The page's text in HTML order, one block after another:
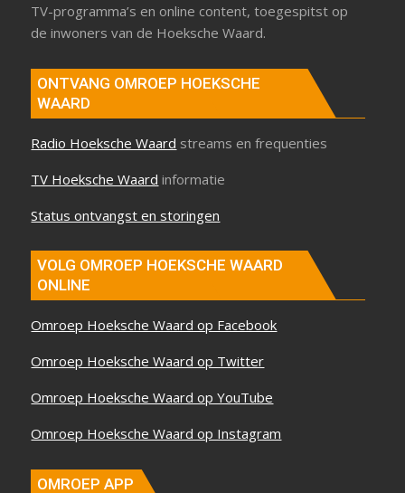
TV-programma’s en online content, toegespitst op
de inwoners van de Hoeksche Waard.
ONTVANG OMROEP HOEKSCHE
WAARD
Radio Hoeksche Waard streams en frequenties
TV Hoeksche Waard informatie
Status ontvangst en storingen
VOLG OMROEP HOEKSCHE WAARD
ONLINE
Omroep Hoeksche Waard op Facebook
Omroep Hoeksche Waard op Twitter
Omroep Hoeksche Waard op YouTube
Omroep Hoeksche Waard op Instagram
OMROEP APP